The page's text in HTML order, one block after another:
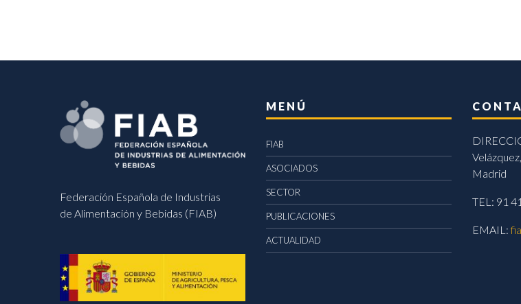
Federación Española de Industrias
de Alimentación y Bebidas (FIAB)
MENÚ
FIAB
ASOCIADOS
SECTOR
PUBLICACIONES
ACTUALIDAD
Madrid
TEL: 91
EMAIL: